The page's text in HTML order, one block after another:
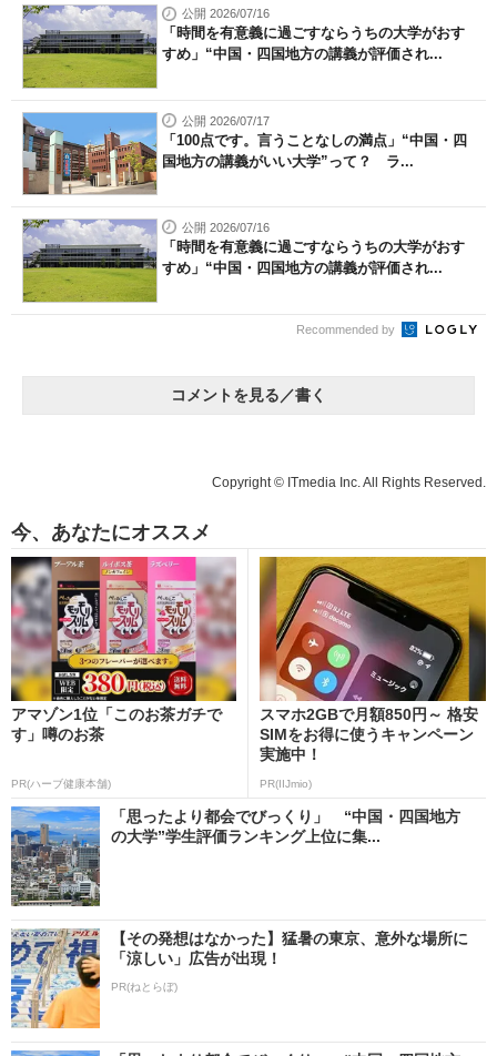
公開 2026/07/16
「時間を有意義に過ごすならうちの大学がおす
すめ」“中国・四国地方の講義が評価され...
公開 2026/07/17
「100点です。言うことなしの満点」“中国・四
国地方の講義がいい大学”って？ ラ...
公開 2026/07/16
「時間を有意義に過ごすならうちの大学がおす
すめ」“中国・四国地方の講義が評価され...
Recommended by
コメントを見る／書く
Copyright © ITmedia Inc. All Rights Reserved.
今、あなたにオススメ
アマゾン1位「このお茶ガチで
す」噂のお茶
PR(ハーブ健康本舗)
スマホ2GBで月額850円～ 格安
SIMをお得に使うキャンペーン
実施中！
PR(IIJmio)
「思ったより都会でびっくり」 “中国・四国地方
の大学”学生評価ランキング上位に集...
【その発想はなかった】猛暑の東京、意外な場所に
「涼しい」広告が出現！
PR(ねとらぼ)